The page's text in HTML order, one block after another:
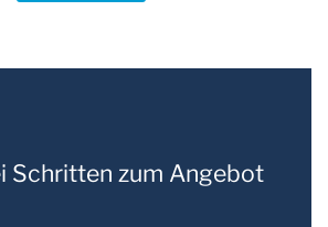
Schritten zum Angebot